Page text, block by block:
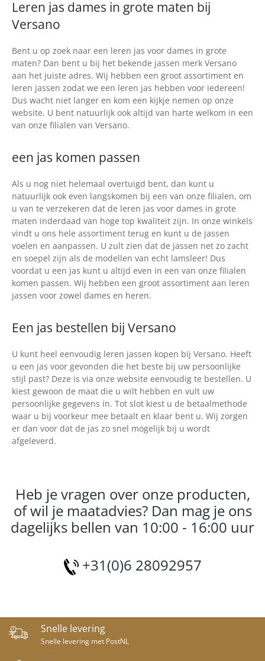
Leren jas dames in grote maten bij
Versano
Bent u op zoek naar een leren jas voor dames in grote
maten? Dan bent u bij het bekende jassen merk Versano
aan het juiste adres. Wij hebben een groot assortiment en
leren jassen zodat we een leren jas hebben voor iedereen!
Dus wacht niet langer en kom een kijkje nemen op onze
website. U bent natuurlijk ook altijd van harte welkom in een
van onze filialen van Versano.
een jas komen passen
Als u nog niet helemaal overtuigd bent, dan kunt u
natuurlijk ook even langskomen bij een van onze filialen, om
u van te verzekeren dat de leren jas voor dames in grote
maten inderdaad van hoge top kwaliteit zijn. In onze winkels
vindt u ons hele assortiment terug en kunt u de jassen
voelen en aanpassen. U zult zien dat de jassen net zo zacht
en soepel zijn als de modellen van echt lamsleer! Dus
voordat u een jas kunt u altijd even in een van onze filialen
komen passen. Wij hebben een groot assortiment aan leren
jassen voor zowel dames en heren.
Een jas bestellen bij Versano
U kunt heel eenvoudig leren jassen kopen bij Versano. Heeft
u een jas voor gevonden die het beste bij uw persoonlijke
stijl past? Deze is via onze website eenvoudig te bestellen. U
kiest gewoon de maat die u wilt hebben en vult uw
persoonlijke gegevens in. Tot slot kiest u de betaalmethode
waar u bij voorkeur mee betaalt en klaar bent u. Wij zorgen
er dan voor dat de jas zo snel mogelijk bij u wordt
afgeleverd.
Heb je vragen over onze producten,
of wil je maatadvies? Dan mag je ons
dagelijks bellen van 10:00 - 16:00 uur
+31(0)6 28092957
Snelle levering
Snelle levering met PostNL